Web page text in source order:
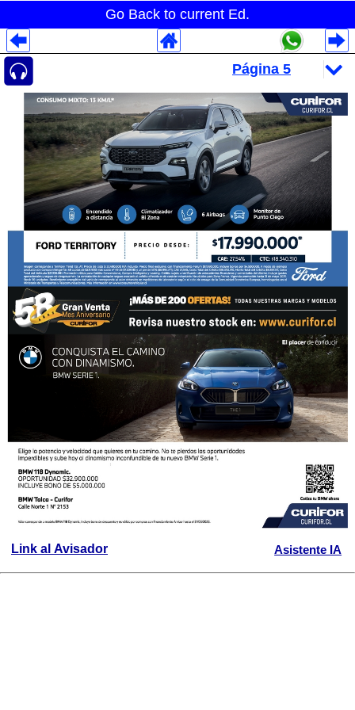
Go Back to current Ed.
Link al Avisador Asistente IA
Despliegues Analytics
Despliegues Totales
Despliegues por Rubros